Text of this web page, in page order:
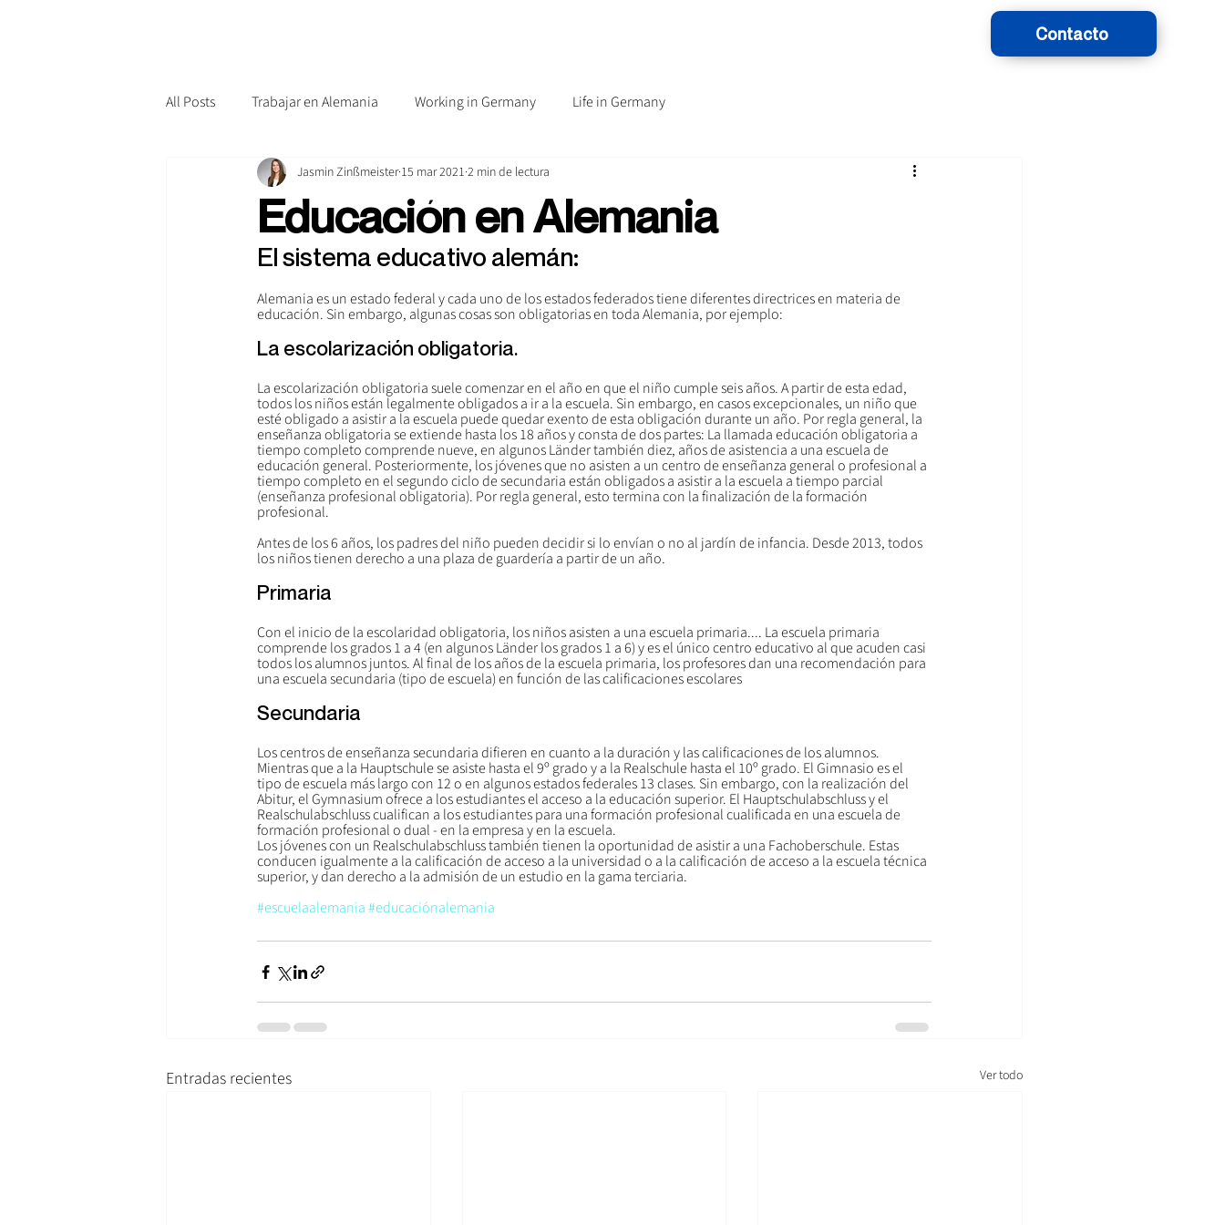
Contacto
All Posts Trabajar en Alemania Working in Germany Life in Germany
Educación en Alemania
Jasmin Zinßmeister 15 mar 2021 2 min de lectura
El sistema educativo alemán:
Alemania es un estado federal y cada uno de los estados federados tiene diferentes directrices en materia de
educación. Sin embargo, algunas cosas son obligatorias en toda Alemania, por ejemplo:
La escolarización obligatoria.
La escolarización obligatoria suele comenzar en el año en que el niño cumple seis años. A partir de esta edad,
todos los niños están legalmente obligados a ir a la escuela. Sin embargo, en casos excepcionales, un niño que
esté obligado a asistir a la escuela puede quedar exento de esta obligación durante un año. Por regla general, la
enseñanza obligatoria se extiende hasta los 18 años y consta de dos partes: La llamada educación obligatoria a
tiempo completo comprende nueve, en algunos Länder también diez, años de asistencia a una escuela de
educación general. Posteriormente, los jóvenes que no asisten a un centro de enseñanza general o profesional a
tiempo completo en el segundo ciclo de secundaria están obligados a asistir a la escuela a tiempo parcial
(enseñanza profesional obligatoria). Por regla general, esto termina con la finalización de la formación
profesional.
Antes de los 6 años, los padres del niño pueden decidir si lo envían o no al jardín de infancia. Desde 2013, todos
los niños tienen derecho a una plaza de guardería a partir de un año.
Primaria
Con el inicio de la escolaridad obligatoria, los niños asisten a una escuela primaria.... La escuela primaria
comprende los grados 1 a 4 (en algunos Länder los grados 1 a 6) y es el único centro educativo al que acuden casi
todos los alumnos juntos. Al final de los años de la escuela primaria, los profesores dan una recomendación para
una escuela secundaria (tipo de escuela) en función de las calificaciones escolares
Secundaria
Los centros de enseñanza secundaria difieren en cuanto a la duración y las calificaciones de los alumnos.
Mientras que a la Hauptschule se asiste hasta el 9º grado y a la Realschule hasta el 10º grado. El Gimnasio es el
tipo de escuela más largo con 12 o en algunos estados federales 13 clases. Sin embargo, con la realización del
Abitur, el Gymnasium ofrece a los estudiantes el acceso a la educación superior. El Hauptschulabschluss y el
Realschulabschluss cualifican a los estudiantes para una formación profesional cualificada en una escuela de
formación profesional o dual - en la empresa y en la escuela.
Los jóvenes con un Realschulabschluss también tienen la oportunidad de asistir a una Fachoberschule. Estas
conducen igualmente a la calificación de acceso a la universidad o a la calificación de acceso a la escuela técnica
superior, y dan derecho a la admisión de un estudio en la gama terciaria.
#escuelaalemania#educaciónalemania
Entradas recientes Ver todo